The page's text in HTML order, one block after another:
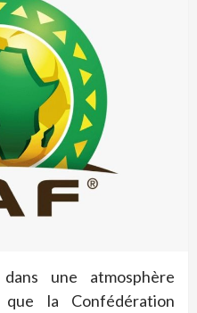
une atmosphère
que la Confédération